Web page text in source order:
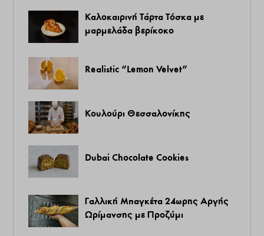
Καλοκαιρινή Τάρτα Τόσκα με
μαρμελάδα βερίκοκο
Realistic “Lemon Velvet”
Κουλούρι Θεσσαλονίκης
Dubai Chocolate Cookies
Γαλλική Μπαγκέτα 24ωρης Αργής
Ωρίμανσης με Προζύμι